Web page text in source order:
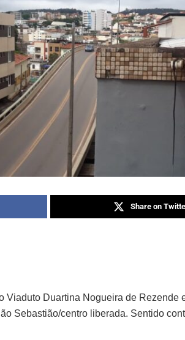
Share on
Viaduto Duartina Nogueira de Rezende
Sebastião/centro liberada. Sentido